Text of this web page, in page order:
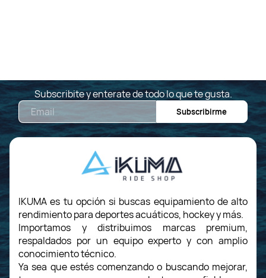
Subscribite y enterate de todo lo que te gusta.
Subscribirme
IKUMA es tu opción si buscas equipamiento de alto
rendimiento para deportes acuáticos, hockey y más.
Importamos y distribuimos marcas premium,
respaldados por un equipo experto y con amplio
conocimiento técnico.
Ya sea que estés comenzando o buscando mejorar,